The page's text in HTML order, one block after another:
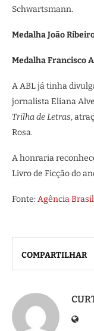
Schwartsmann.
Medalha João
Medalha Francisco
A ABL já tinha
jornalista Eliana
Trilha de Letras,
Rosa.
A honraria
Livro de Ficção do
Fonte: Agência Brasil
COMPARTILHAR